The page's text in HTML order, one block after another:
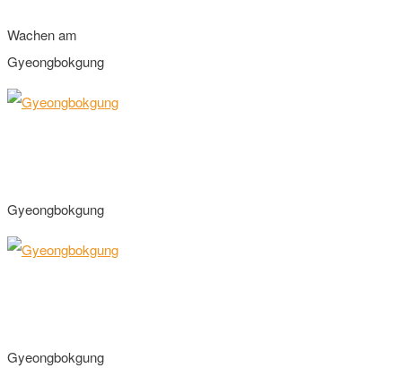
Wachen am
Gyeongbokgung
Gyeongbokgung
Gyeongbokgung